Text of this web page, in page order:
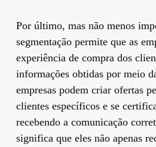
Por último, mas não menos
segmentação permite que as
experiência de compra dos
informações obtidas por meio
empresas podem criar ofertas
clientes específicos e se
recebendo a comunicação
significa que eles não apenas